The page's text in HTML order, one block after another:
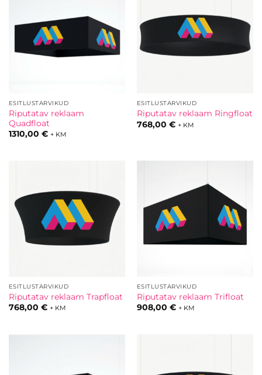
ESITLUSTARVIKUD
Riputatav reklaam
Quadfloat
1310,00 € + KM
ESITLUSTARVIKUD
Riputatav reklaam Ringfloat
768,00 € + KM
ESITLUSTARVIKUD
Riputatav reklaam Trapfloat
768,00 € + KM
ESITLUSTARVIKUD
Riputatav reklaam Trifloat
908,00 € + KM